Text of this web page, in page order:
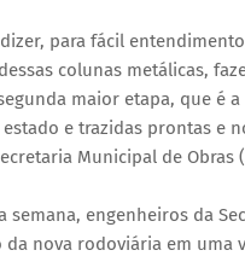
para fácil
colunas metálicas,
maior etapa, que é
e trazidas prontas e
Municipal de Obras
semana, engenheiros da
da nova rodoviária em